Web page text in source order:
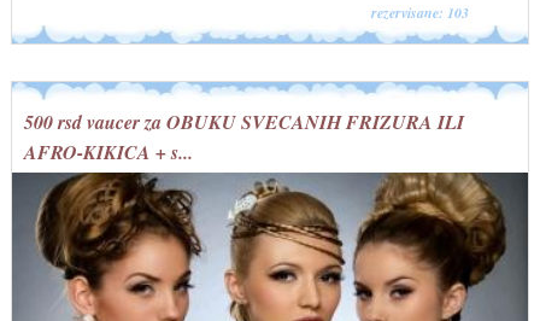
rezervisane: 103
500 rsd vaucer za OBUKU SVECANIH FRIZURA ILI
AFRO-KIKICA + s...